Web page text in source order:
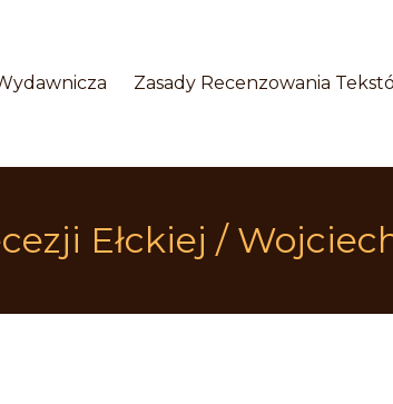
Zasady Recenzowania
Ełckiej /